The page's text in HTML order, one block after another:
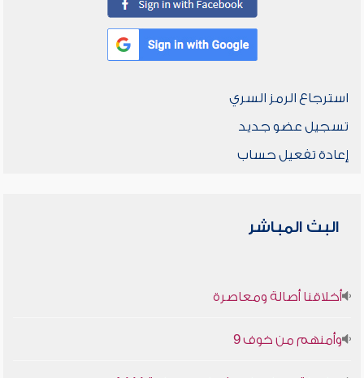
استرجاع الرمز السري
تسجيل عضو جديد
إعادة تفعيل حساب
البث المباشر
أخلاقنا أصالة ومعاصرة
وأمنهم من خوف 9